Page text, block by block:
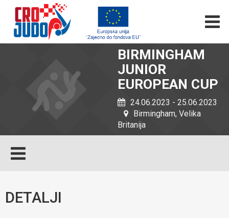
BIRMINGHAM
JUNIOR
EUROPEAN CUP
24.06.2023 - 25.06.2023
Birmingham, Velika
Britanija
DETALJI